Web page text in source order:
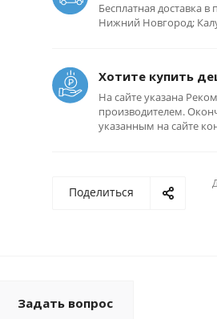
Бесплатная доставка
Нижний Новгород;
Хотите купить
На сайте указана
производителем.
указанным на сайте
Поделиться
Задать вопрос